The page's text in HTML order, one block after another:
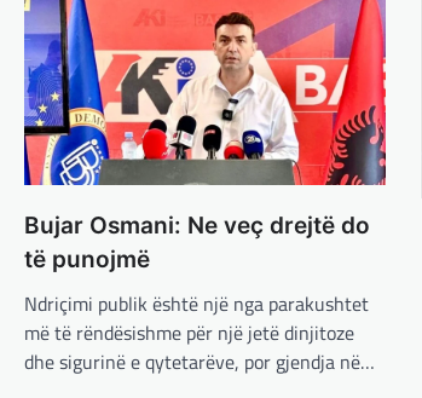
Bujar Osmani: Ne veç drejtë do
të punojmë
Ndriçimi publik është një nga parakushtet
më të rëndësishme për një jetë dinjitoze
dhe sigurinë e qytetarëve, por gjendja në…